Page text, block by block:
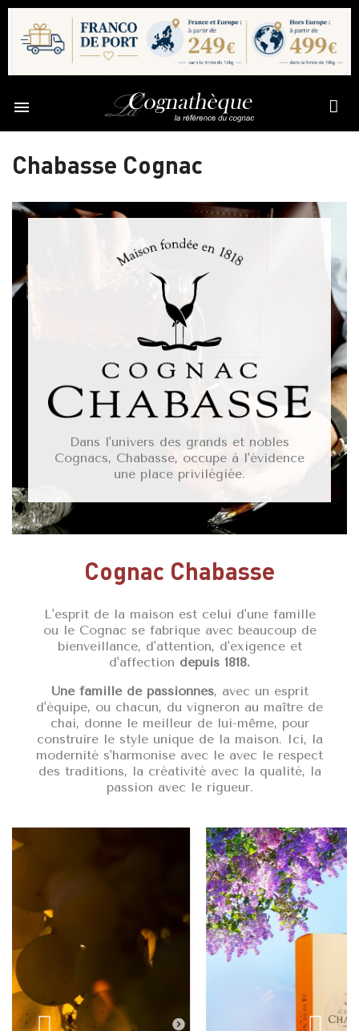

Chabasse Cognac
Dans l'univers des grands et nobles
Cognacs, Chabasse, occupe à l'évidence
une place privilégiée.
Cognac Chabasse
L'esprit de la maison est celui d'une famille
ou le Cognac se fabrique avec beaucoup de
bienveillance, d'attention, d'exigence et
d'affection depuis 1818.
Une famille de passionnés, avec un esprit
d'équipe, ou chacun, du vigneron au maître de
chai, donne le meilleur de lui-même, pour
construire le style unique de la maison. Ici, la
modernité s'harmonise avec le avec le respect
des traditions, la créativité avec la qualité, la
passion avec le rigueur.